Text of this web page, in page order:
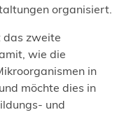
organisiert.
das zweite
wie die
in
möchte dies in
und